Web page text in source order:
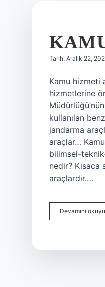
Tarih: Aralık 22,
Kamu hizmeti
hizmetlerine
kullanılan
jandarma
araçlar…
bilimsel-
nedir? Kısaca
araçlardır.…
Devamını